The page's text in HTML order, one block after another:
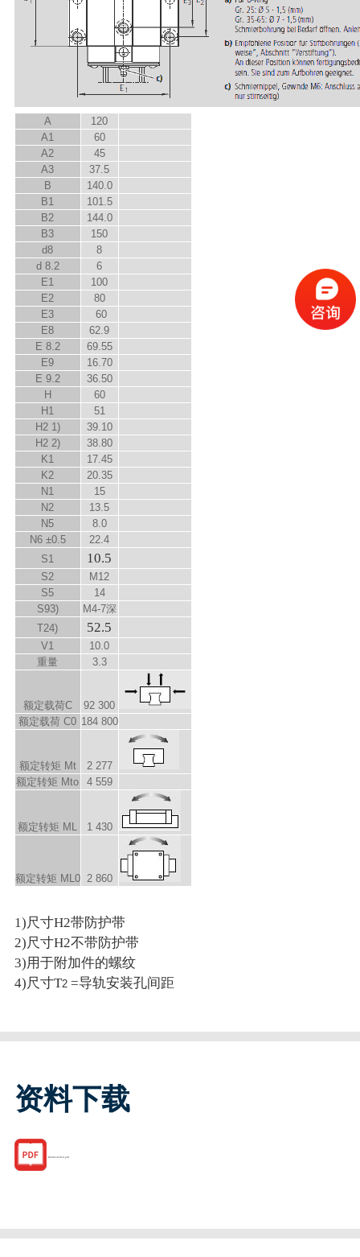
A
120
A1
60
A2
45
A3
37.5
B
140.0
B1
101.5
B2
144.0
B3
150
d8
8
d 8.2
6
E1
100
E2
80
E3
60
E8
62.9
E 8.2
69.55
E9
16.70
E 9.2
36.50
H
60
H 1
51
H2 1)
39.10
H2 2)
38.80
K1
17.45
K2
20.35
N1
15
N2
13.5
N5
8.0
N6 ±0.5
22.4
S1 10.5
S2
M12
S5
14
S93)
M4-7深
T24) 52.5
V1
10.0
重量
3.3
额定载荷C
92 300
额定载荷 C0 184 800
额定转矩 Mt
2 277
额定转矩 Mto 4 559
额定转矩 M L 1 430
额定转矩 M L0 2 860
1)尺寸H2带防护带
2)尺寸H2不带防护带
3)用于附加件的螺纹
4)尺寸T2 =导轨安装孔间距
资料下载
R185142310.pdf